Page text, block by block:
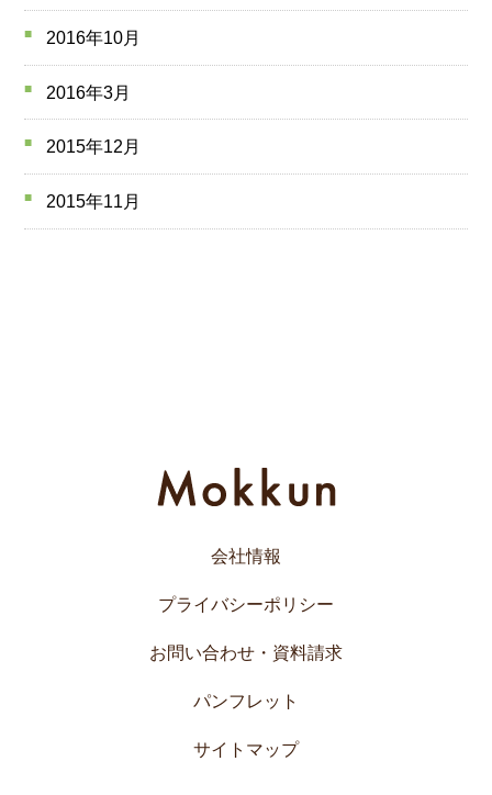
2016年10月
2016年3月
2015年12月
2015年11月
会社情報
プライバシーポリシー
お問い合わせ・資料請求
パンフレット
サイトマップ